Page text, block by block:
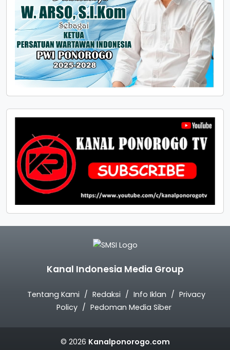
Kanal Indonesia Media Group
Tentang Kami Redaksi Info Iklan
Privacy
Policy
Pedoman Media Siber
© 2026 Kanalponorogo.com